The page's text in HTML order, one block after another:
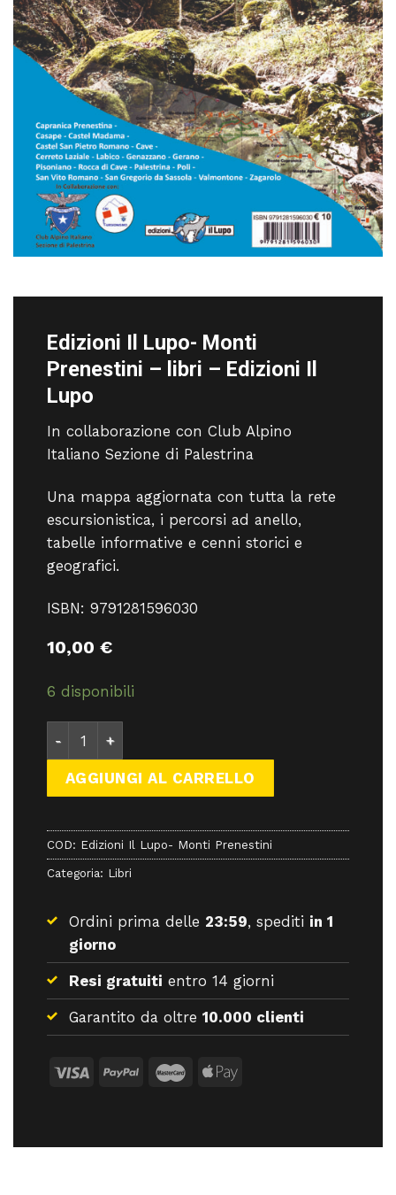
Edizioni Il Lupo- Monti
Prenestini – libri – Edizioni Il
Lupo
In collaborazione con Club Alpino
Italiano Sezione di Palestrina
Una mappa aggiornata con tutta la rete
escursionistica, i percorsi ad anello,
tabelle informative e cenni storici e
geografici.
ISBN: 9791281596030
10,00 €
6 disponibili
AGGIUNGI AL CARRELLO
COD: Edizioni Il Lupo- Monti Prenestini
Categoria: Libri
Ordini prima delle 23:59, spediti in 1
giorno
Resi gratuiti entro 14 giorni
Garantito da oltre 10.000 clienti